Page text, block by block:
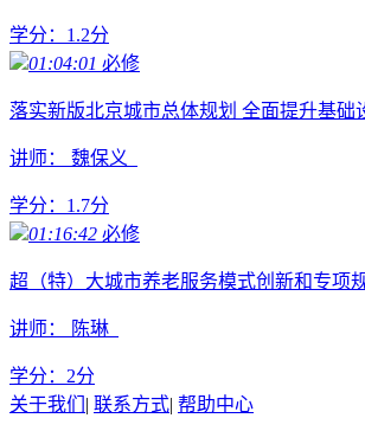
学分： 1.2分
01:04:01 必修
落实新版北京城市总体规划 全面提升基础
讲师： 魏保义
学分： 1.7分
01:16:42 必修
超（特）大城市养老服务模式创新和专项
讲师： 陈琳
学分： 2分
关于我们 | 联系方式| 帮助中心